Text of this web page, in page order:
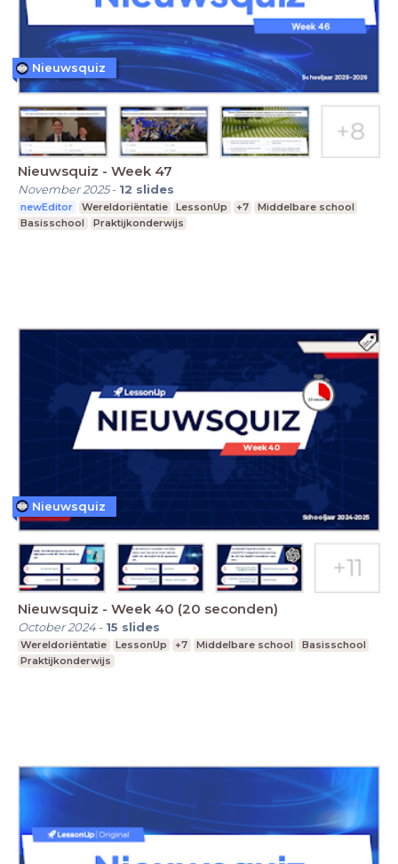
Nieuwsquiz - Week 47
November 2025- 12 slides
newEditor Wereldoriëntatie LessonUp +7
Middelbare school
Basisschool
Praktijkonderwijs
Nieuwsquiz
Nieuwsquiz - Week 40 (20 seconden)
October 2024- 15 slides
Wereldoriëntatie LessonUp +7 Middelbare school
Basisschool
Praktijkonderwijs
Nieuwsquiz